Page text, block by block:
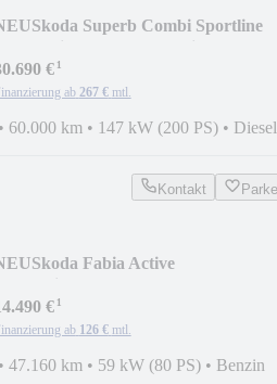
Skoda Superb Combi Sportline
€¹
ab 267 € mtl.
• 60.000 km • 147 kW (200 PS) • Diesel
Kontakt
Skoda Fabia Active
€¹
ab 126 € mtl.
• 47.160 km • 59 kW (80 PS) • Benzin